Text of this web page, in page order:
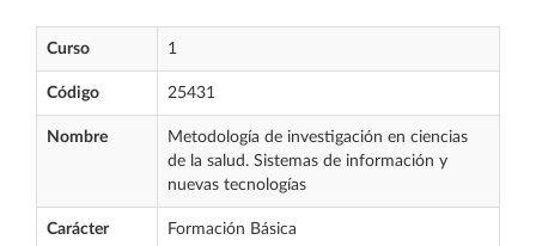
Curso 1
Código 25431
Nombre
Metodología de investigación en ciencias
de la salud. Sistemas de información y
nuevas tecnologías
Carácter Formación Básica